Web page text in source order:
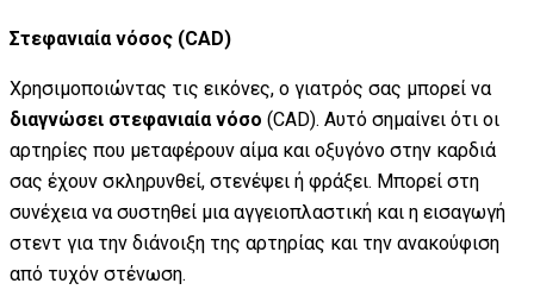
Στεφανιαία νόσος (CAD)
Χρησιμοποιώντας τις εικόνες, ο γιατρός σας μπορεί να
διαγνώσει στεφανιαία νόσο (CAD). Αυτό σημαίνει ότι οι
αρτηρίες που μεταφέρουν αίμα και οξυγόνο στην καρδιά
σας έχουν σκληρυνθεί, στενέψει ή φράξει. Μπορεί στη
συνέχεια να συστηθεί μια αγγειοπλαστική και η εισαγωγή
στεντ για την διάνοιξη της αρτηρίας και την ανακούφιση
από τυχόν στένωση.